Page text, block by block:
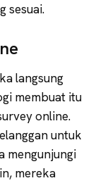
sesuai.
langsung
membuat itu
online.
untuk
mengunjungi
mereka